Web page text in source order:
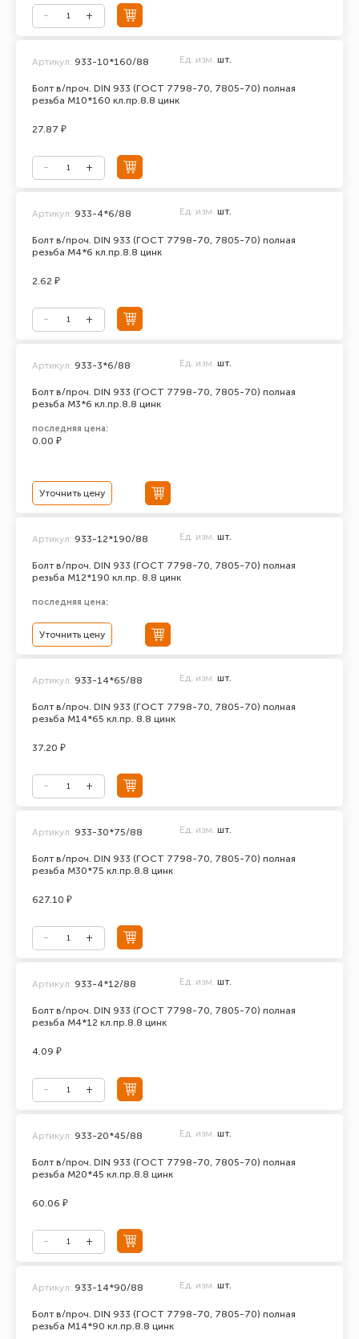
Болт в/проч. DIN 933 (ГОСТ 7798-70, 7805-70) полная
резьба М10*160 кл.пр.8.8 цинк
Артикул: 933-10*160/88 Ед. изм. шт.
27.87 ₽
Болт в/проч. DIN 933 (ГОСТ 7798-70, 7805-70) полная
резьба М4*6 кл.пр.8.8 цинк
Артикул: 933-4*6/88 Ед. изм. шт.
2.62 ₽
Болт в/проч. DIN 933 (ГОСТ 7798-70, 7805-70) полная
резьба М3*6 кл.пр.8.8 цинк
Артикул: 933-3*6/88 Ед. изм. шт.
последняя цена:
0.00 ₽
Уточнить цену
Болт в/проч. DIN 933 (ГОСТ 7798-70, 7805-70) полная
резьба М12*190 кл.пр. 8.8 цинк
Артикул: 933-12*190/88 Ед. изм. шт.
последняя цена:
Уточнить цену
Болт в/проч. DIN 933 (ГОСТ 7798-70, 7805-70) полная
резьба М14*65 кл.пр. 8.8 цинк
Артикул: 933-14*65/88 Ед. изм. шт.
37.20 ₽
Болт в/проч. DIN 933 (ГОСТ 7798-70, 7805-70) полная
резьба М30*75 кл.пр.8.8 цинк
Артикул: 933-30*75/88 Ед. изм. шт.
627.10 ₽
Болт в/проч. DIN 933 (ГОСТ 7798-70, 7805-70) полная
резьба М4*12 кл.пр.8.8 цинк
Артикул: 933-4*12/88 Ед. изм. шт.
4.09 ₽
Болт в/проч. DIN 933 (ГОСТ 7798-70, 7805-70) полная
резьба М20*45 кл.пр.8.8 цинк
Артикул: 933-20*45/88 Ед. изм. шт.
60.06 ₽
Болт в/проч. DIN 933 (ГОСТ 7798-70, 7805-70) полная
резьба М14*90 кл.пр.8.8 цинк
Артикул: 933-14*90/88 Ед. изм. шт.